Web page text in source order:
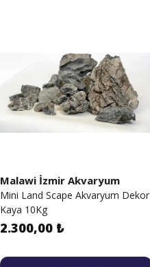
Malawi İzmir Akvaryum
Mini Land Scape Akvaryum Dekor
Kaya 10Kg
2.300,00 ₺